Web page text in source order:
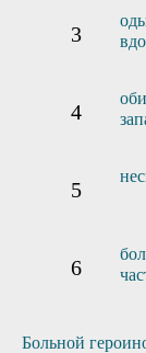
Больной